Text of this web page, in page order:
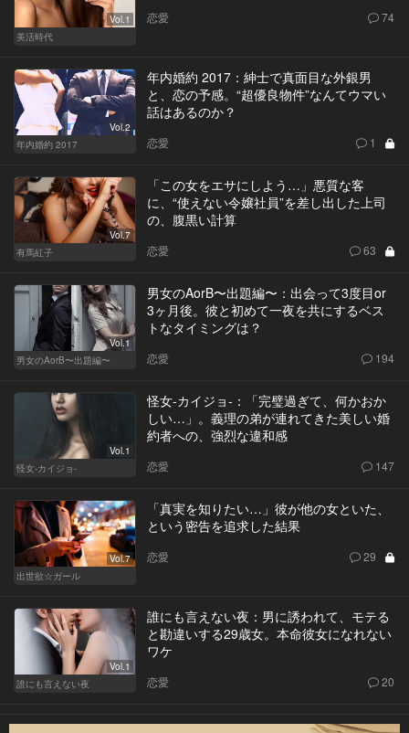
Vol.1
美活時代
恋愛 74
Vol.2
年内婚約 2017
年内婚約 2017：紳士で真面目な外銀男
と、恋の予感。“超優良物件”なんてウマい
話はあるのか？
恋愛 1
Vol.7
有馬紅子
「この女をエサにしよう…」悪質な客
に、“使えない令嬢社員”を差し出した上司
の、腹黒い計算
恋愛 63
Vol.1
男女のAorB〜出題編〜
男女のAorB〜出題編〜：出会って3度目or
3ヶ月後。彼と初めて一夜を共にするベス
トなタイミングは？
恋愛 194
Vol.1
怪女-カイジョ-
怪女-カイジョ-：「完璧過ぎて、何かおか
しい…」。義理の弟が連れてきた美しい婚
約者への、強烈な違和感
恋愛 147
Vol.7
出世欲☆ガール
「真実を知りたい…」彼が他の女といた、
という密告を追求した結果
恋愛 29
Vol.1
誰にも言えない夜
誰にも言えない夜：男に誘われて、モテる
と勘違いする29歳女。本命彼女になれない
ワケ
恋愛 20